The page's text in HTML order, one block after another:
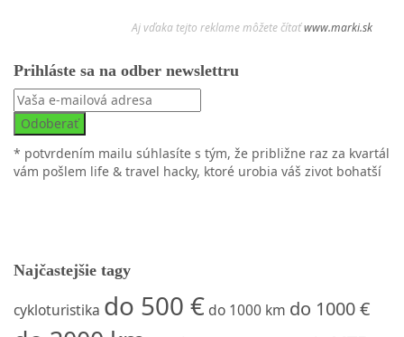
Aj vďaka tejto reklame môžete čítaťwww.marki.sk
Prihláste sa na odber newslettru
* potvrdením mailu súhlasíte s tým, že približne raz za kvartál
vám pošlem life & travel hacky, ktoré urobia váš zivot bohatší
Najčastejšie tagy
cykloturistika do 500 € do 1000 km do 1000 €